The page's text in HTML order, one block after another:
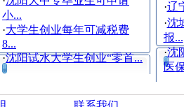
小...
·大学生创业每年可减税费
8...
·沈阳试水大学生创业“零首...
·辽
·沈
报...
·沈
医